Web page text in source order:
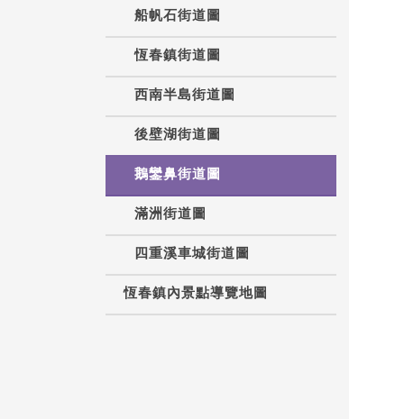
船帆石街道圖
恆春鎮街道圖
西南半島街道圖
後壁湖街道圖
鵝鑾鼻街道圖
滿洲街道圖
四重溪車城街道圖
恆春鎮內景點導覽地圖